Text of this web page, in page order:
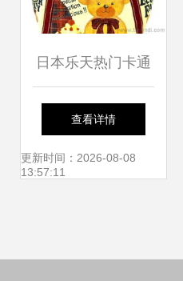
日本乐天热门卡通
苏格兰小熊妈咪包
批发价背后的购物
查看详情
更新时间：2026-08-08
13:57:11